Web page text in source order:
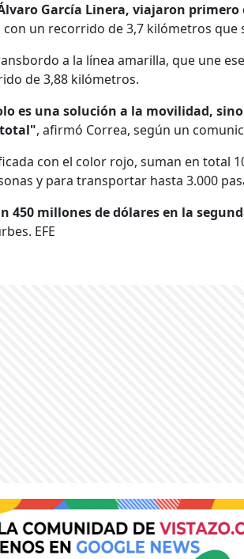
García Linera, viajaron primero
un recorrido de 3,7 kilómetros que
a la línea amarilla, que une
de 3,88 kilómetros.
es una solución a la movilidad,
, afirmó Correa, según un
con el color rojo, suman en total
y para transportar hasta 3.000
450 millones de dólares en la
EFE